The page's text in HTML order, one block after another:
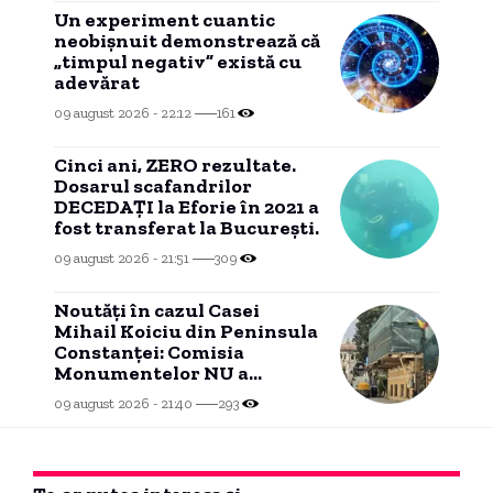
Un experiment cuantic
neobișnuit demonstrează că
„timpul negativ” există cu
adevărat
09 august 2026 - 22:12 161
Cinci ani, ZERO rezultate.
Dosarul scafandrilor
DECEDAȚI la Eforie în 2021 a
fost transferat la București.
09 august 2026 - 21:51 309
Noutăți în cazul Casei
Mihail Koiciu din Peninsula
Constanței: Comisia
Monumentelor NU a
aprobat modificările.
09 august 2026 - 21:40 293